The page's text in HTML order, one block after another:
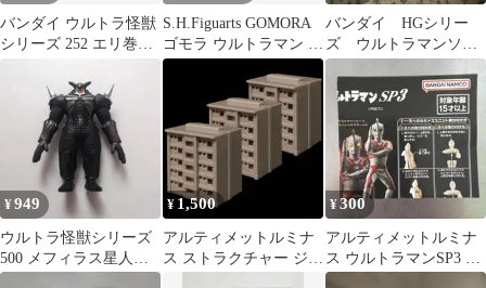
バンダイ ウルトラ怪獣
シリーズ 252 エリ巻恐
竜 ジラース
S.H.Figuarts GOMORA
ゴモラ ウルトラマン フ
ィギュアーツ
バンダイ HGシリー
ズ ウルトラマンソフ
ビ道 其ノ2 ウルトラマ
ンコスモスコロナ
¥949
ウルトラ怪獣シリーズ
500 メフィラス星人ジ
ェント
¥ 1,500
アルティメットルミナ
ス ストラクチャー ジオ
¥300
アルティメットルミナ
ス ウルトラマンSP3 ミ
ニチラシ5枚セット